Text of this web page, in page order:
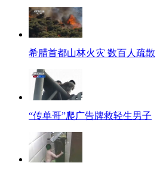
希腊首都山林火灾 数百人疏散
“传单哥”爬广告牌救轻生男子